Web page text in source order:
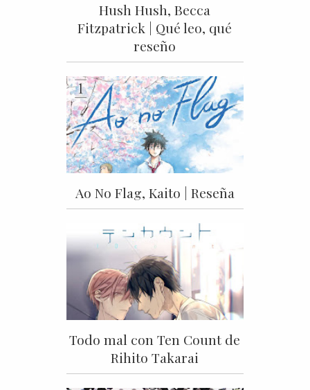
Hush Hush, Becca
Fitzpatrick | Qué leo, qué
reseño
Ao No Flag, Kaito | Reseña
Todo mal con Ten Count de
Rihito Takarai